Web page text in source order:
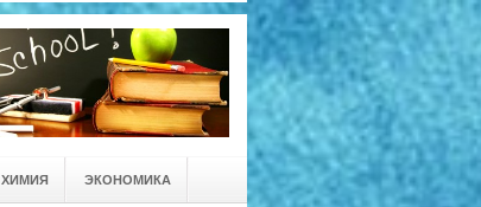
ХИМИЯ ЭКОНОМИКА